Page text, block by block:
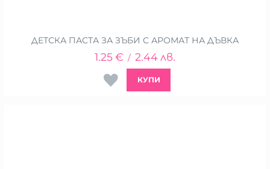
ДЕТСКА ПАСТА ЗА ЗЪБИ С АРОМАТ НА ДЪВКА
1.25€ / 2.44лв.
КУПИ